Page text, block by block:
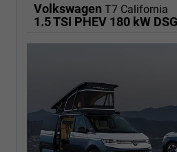
Volkswagen T7 California